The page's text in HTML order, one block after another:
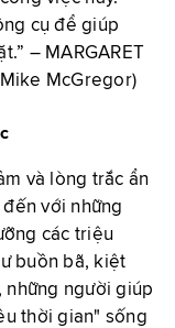
cụ để giúp
– MARGARET
McGregor)
và lòng trắc ẩn
với những
các triệu
buồn bã, kiệt
những người giúp
thời gian" sống